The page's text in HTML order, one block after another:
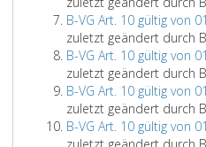
B-VG Art. 10 gültig von
zuletzt geändert durch
B-VG Art. 10 gültig von
zuletzt geändert durch
B-VG Art. 10 gültig von
zuletzt geändert durch
B-VG Art. 10 gültig von